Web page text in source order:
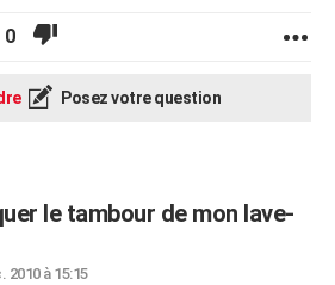
0
Posez votre question
le tambour de mon lave-
2010 à 15:15